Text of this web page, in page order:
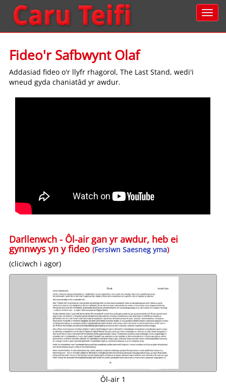
Fideo'r Safbwynt Olaf
Addasiad fideo o'r llyfr rhagorol, The Last Stand, wedi'i
wneud gyda chaniatâd yr awdur.
Darllenwch - Ôl-air gan yr awdur, heb ei
gynnwys yn y fideo(Fersiwn Saesneg yma)
(cliciwch i agor)
Ôl-air 1